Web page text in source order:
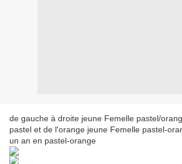
de gauche à droite jeune Femelle pastel/
pastel et de l'orange jeune Femelle pastel-
un an en pastel-orange